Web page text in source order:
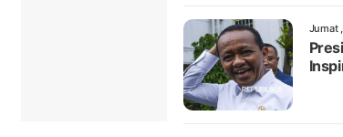
Jumat